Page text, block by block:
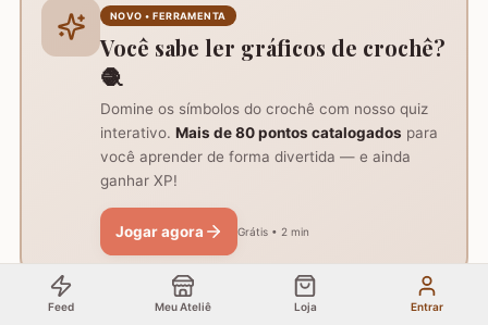
iniciar suas peças. Espero que consigam executá-la e
bons trabalhos! Criação: Marcelo Nunes Execuç
NOVO • FERRAMENTA
Você sabe ler gráficos de crochê?
🧶
Domine os símbolos do crochê com nosso quiz
interativo. Mais de 80 pontos catalogados para
você aprender de forma divertida — e ainda
ganhar XP!
Jogar agora Grátis • 2 min
Artigo 🔥 muitas dezenas viram essa semana
Feed Meu Ateliê Loja Entrar